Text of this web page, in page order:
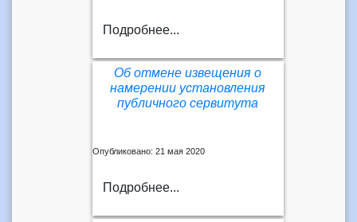
Подробнее...
Об отмене извещения о
намерении установления
публичного сервитута
Опубликовано: 21 мая 2020
Подробнее...